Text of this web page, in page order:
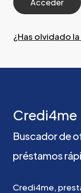
¿Has olvidado
Credi4me
Buscadorde
préstamos
Credi4me,